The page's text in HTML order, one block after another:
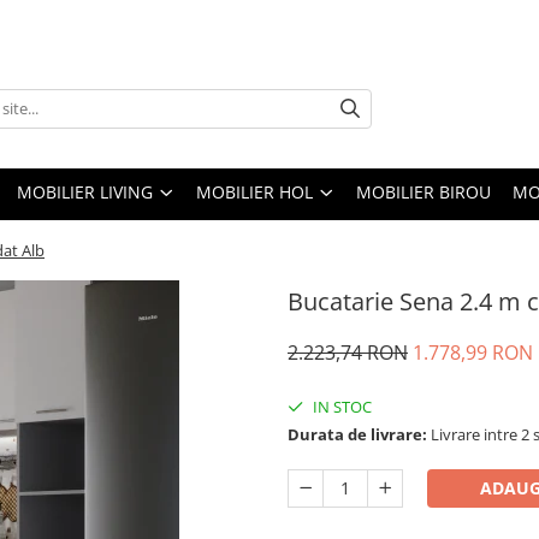
MOBILIER LIVING MOBILIER HOL MOBILIER BIROU
Alb
Bucatarie Sena 2.4 m
2.223,74 RON 1.778,99 RON
IN STOC
Durata de livrare: Livrare intre 2